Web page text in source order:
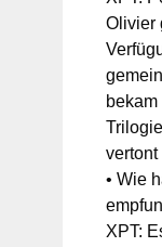
Olivier
vertont
• Wie
XPT: